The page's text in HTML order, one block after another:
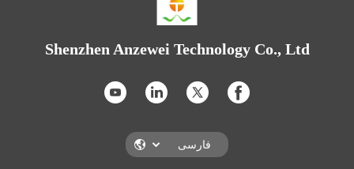
Shenzhen Anzewei Technology Co., Ltd